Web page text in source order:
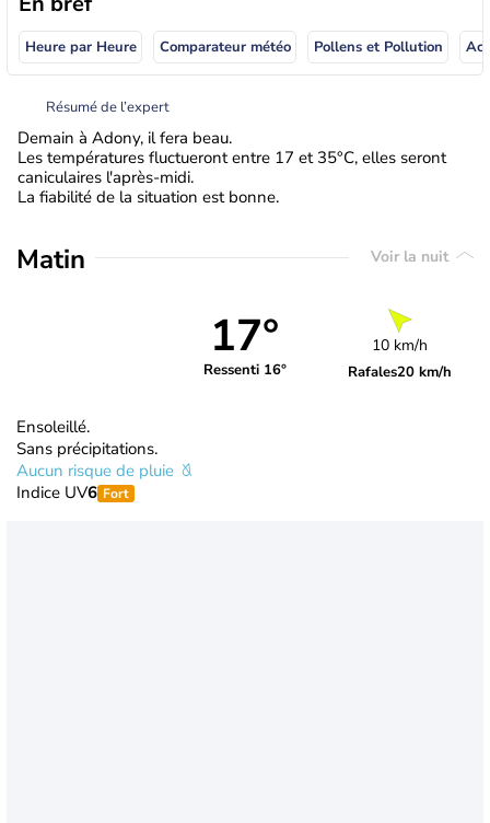
Heure par Heure Comparateur météo Pollens et Pollution
Résumé de l’expert
Demain à Adony, il fera beau.
Les températures fluctueront entre 17 et 35°C, elles seront
caniculaires l'après-midi.
La fiabilité de la situation est bonne.
Matin Voir la nuit
17°
Ressenti 16°
10 km/h
Rafales20 km/h
Ensoleillé.
Sans précipitations.
Aucun risque de pluie
Indice UV6 Fort